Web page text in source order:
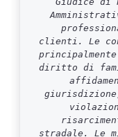
clienti. Le
diritto di
stradale. Le